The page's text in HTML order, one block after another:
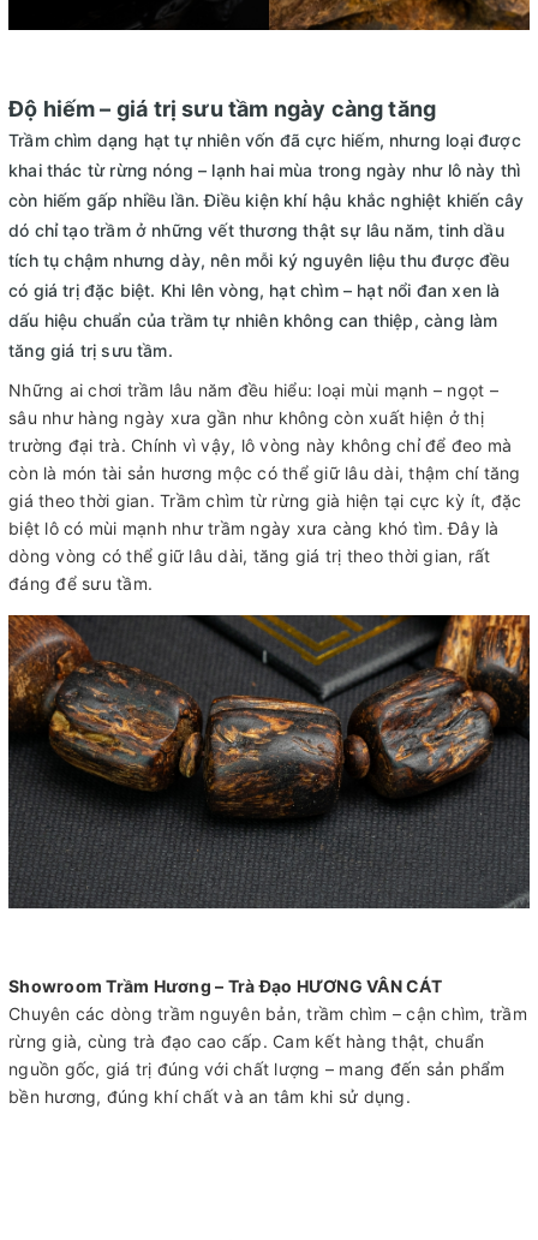
Độ hiếm – giá trị sưu tầm ngày càng tăng
Trầm chìm dạng hạt tự nhiên vốn đã cực hiếm, nhưng loại được
khai thác từ rừng nóng – lạnh hai mùa trong ngày như lô này thì
còn hiếm gấp nhiều lần. Điều kiện khí hậu khắc nghiệt khiến cây
dó chỉ tạo trầm ở những vết thương thật sự lâu năm, tinh dầu
tích tụ chậm nhưng dày, nên mỗi ký nguyên liệu thu được đều
có giá trị đặc biệt. Khi lên vòng, hạt chìm – hạt nổi đan xen là
dấu hiệu chuẩn của trầm tự nhiên không can thiệp, càng làm
tăng giá trị sưu tầm.
Những ai chơi trầm lâu năm đều hiểu: loại mùi mạnh – ngọt –
sâu như hàng ngày xưa gần như không còn xuất hiện ở thị
trường đại trà. Chính vì vậy, lô vòng này không chỉ để đeo mà
còn là món tài sản hương mộc có thể giữ lâu dài, thậm chí tăng
giá theo thời gian. Trầm chìm từ rừng già hiện tại cực kỳ ít, đặc
biệt lô có mùi mạnh như trầm ngày xưa càng khó tìm. Đây là
dòng vòng có thể giữ lâu dài, tăng giá trị theo thời gian, rất
đáng để sưu tầm.
Showroom Trầm Hương – Trà Đạo HƯƠNG VÂN CÁT
Chuyên các dòng trầm nguyên bản, trầm chìm – cận chìm, trầm
rừng già, cùng trà đạo cao cấp. Cam kết hàng thật, chuẩn
nguồn gốc, giá trị đúng với chất lượng – mang đến sản phẩm
bền hương, đúng khí chất và an tâm khi sử dụng.